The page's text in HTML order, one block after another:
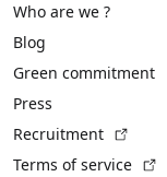
Who are we ?
Blog
Green commitment
Press
Recruitment
Terms of service